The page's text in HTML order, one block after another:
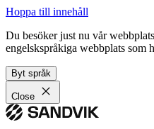
Hoppa till innehåll
Du besöker just nu vår
engelskspråkiga webbplats som
Byt språk
Close